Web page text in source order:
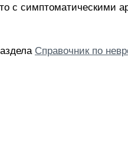
с симптоматическими
Справочник по